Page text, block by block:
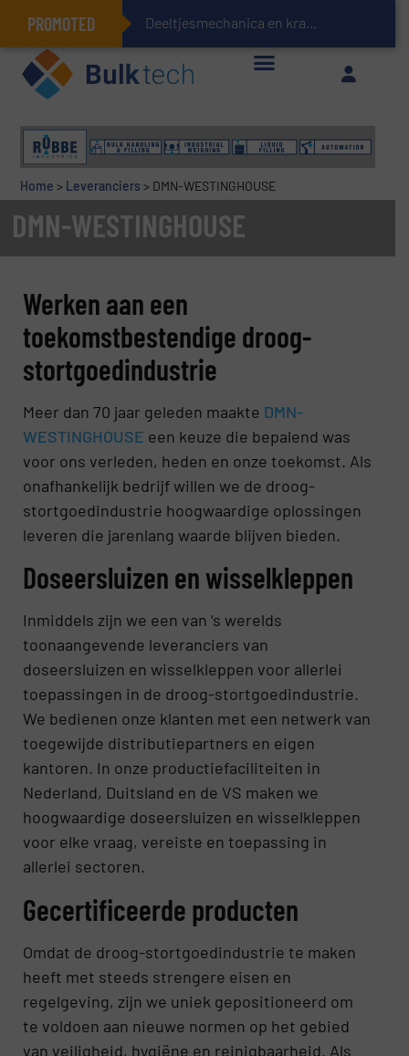
PROMOTED Deeltjesmechanica en krachtnetwerken in stortgoederen
Geïntegreerde doserings- en weegsystemen: Efficiëntie, kwaliteit en duurzaamheid in één oogopslag
Home > Leveranciers > DMN-WESTINGHOUSE
DMN-WESTINGHOUSE
Werken aan een
toekomstbestendige droog-
stortgoedindustrie
Meer dan 70 jaar geleden maakte DMN-
WESTINGHOUSE een keuze die bepalend was
voor ons verleden, heden en onze toekomst. Als
onafhankelijk bedrijf willen we de droog-
stortgoedindustrie hoogwaardige oplossingen
leveren die jarenlang waarde blijven bieden.
Doseersluizen en wisselkleppen
Inmiddels zijn we een van ‘s werelds
toonaangevende leveranciers van
doseersluizen en wisselkleppen voor allerlei
toepassingen in de droog-stortgoedindustrie.
We bedienen onze klanten met een netwerk van
toegewijde distributiepartners en eigen
kantoren. In onze productiefaciliteiten in
Nederland, Duitsland en de VS maken we
hoogwaardige doseersluizen en wisselkleppen
voor elke vraag, vereiste en toepassing in
allerlei sectoren.
Gecertificeerde producten
Omdat de droog-stortgoedindustrie te maken
heeft met steeds strengere eisen en
regelgeving, zijn we uniek gepositioneerd om
te voldoen aan nieuwe normen op het gebied
van veiligheid, hygiëne en reinigbaarheid. Als